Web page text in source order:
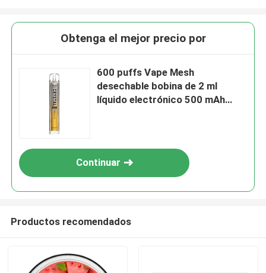
Obtenga el mejor precio por
600 puffs Vape Mesh
desechable bobina de 2 ml
líquido electrónico 500 mAh
Continuar
Productos recomendados